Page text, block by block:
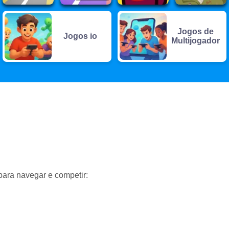
navegar e competir:
Jogos io
Jogos de
Multijogador